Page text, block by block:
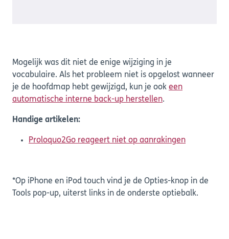
Mogelijk was dit niet de enige wijziging in je
vocabulaire. Als het probleem niet is opgelost wanneer
je de hoofdmap hebt gewijzigd, kun je ook een
automatische interne back-up herstellen.
Handige artikelen:
Proloquo2Go reageert niet op aanrakingen
*Op iPhone en iPod touch vind je de Opties-knop in de
Tools pop-up, uiterst links in de onderste optiebalk.